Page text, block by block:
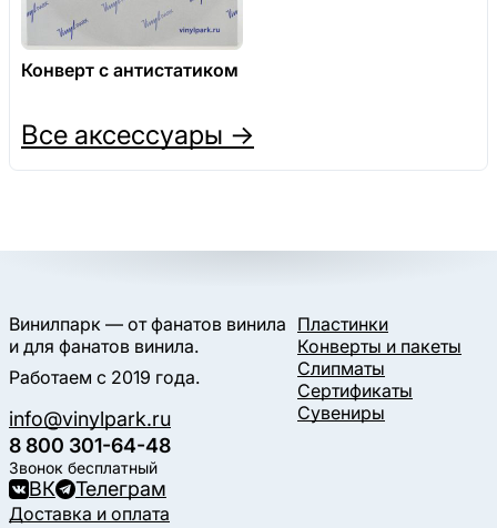
Конверт с антистатиком
Все аксессуары →
Винилпарк — от фанатов винила
и для фанатов винила.
Работаем с 2019 года.
info@vinylpark.ru
8 800 301-64-48
Звонок бесплатный
ВК Телеграм
Пластинки
Конверты и пакеты
Слипматы
Сертификаты
Сувениры
Доставка и оплата